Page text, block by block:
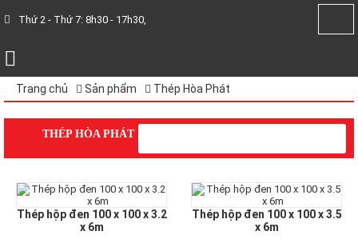
Thứ 2 - Thứ 7: 8h30 - 17h30,
Trang chủ Sản phẩm Thép Hòa Phát
THÉP HÒA PHÁT
Thép hộp đen 100 x 100 x 3.2
x 6m
Thép hộp đen 100 x 100 x 3.5
x 6m